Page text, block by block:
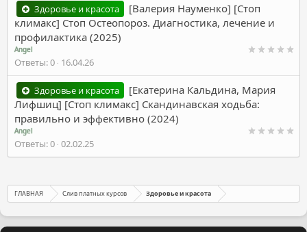
Здоровье и красота
[Валерия Науменко] [Стоп
климакс] Стоп Остеопороз. Диагностика, лечение и
профилактика (2025)
Angel
Ответы 0 16.04.26
Здоровье и красота
[Екатерина Кальдина, Мария
Лифшиц] [Стоп климакс] Скандинавская ходьба:
правильно и эффективно (2024)
Angel
Ответы 0 02.02.25
ГЛАВНАЯ Слив платных курсов Здоровье и красота